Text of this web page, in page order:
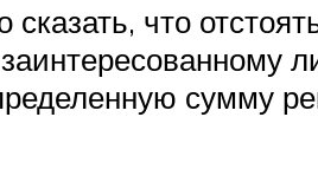
что
сумму